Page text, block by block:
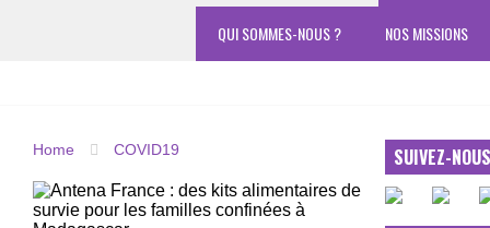
NOS MISSIONS
QUI SOMMES-NOUS ?
Home COVID19 SUIVEZ-